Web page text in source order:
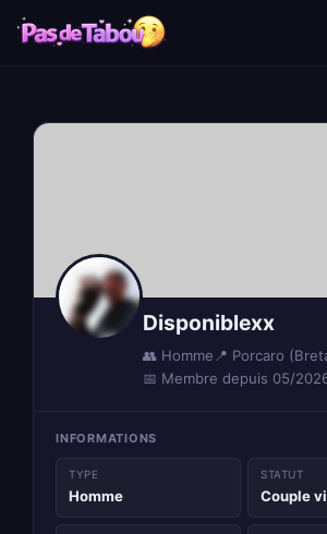
Disponiblexx
👥 Homme 📍 Porcaro
📅 Membre depuis 05/
INFORMATIONS
TYPE
Homme
STATUT
Couple